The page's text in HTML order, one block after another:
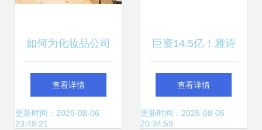
如何为化妆品公司
起名 高端好听的名
字榜单
查看详情
更新时间：2026-08-06
23:48:21
巨资14.5亿！雅诗
兰黛再度出手，拿
下彩妆品牌Too
查看详情
更新时间：2026-08-06
20:34:59